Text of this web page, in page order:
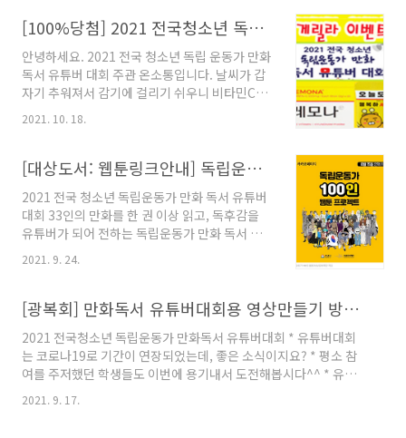
시상식 준비를 위한 안내를 하겠습니다. ..
출 완료된 영상의 수정 및 보완 제출의 기간을 드
리고자 합니다. 다소 미비하거나 아쉬운점이 있
었다면 이번 주말을 잘 활용해주시기 바랍니다.
보완 제출 기간은 11월 4일(목)~11월 7일(일) 9
시까지며, 새로 게시된 영상을 업로드 하시고, 영
상 보완 제출 링크(
이 가능하며, 신규 제출자는 신청서 제출 링크(
http:/..
[100%당첨] 2021 전국청소년 독립운동가 만화 독서 유튜버대회
안녕하세요. 2021 전국 청소년 독립 운동가 만화
독서 유튜버 대회 주관 온소통입니다. 날씨가 갑
자기 추워져서 감기에 걸리기 쉬우니 비타민C가
청소년 만화 독서 유튜버대회에 참여를 망설이고
레모나 특템 찬스를 준비하였답니다. 요즘 대세
카카오프렌즈도 레모나~~ BTS도 레모나~~ , 트
와이스도 레모나 ~~~하고 있는거 아시죠? 우리
도 유튜버 대회 참가 신청하고, 레모나~하면서 요
즘 대세가 되보자고요 참가 신청자 모두에게 레
모나 20포*3박스를 선물로 드립니다. (참가신청
대회 준비가 어려우시다면 (특강자료)도 ..
2021. 10. 18.
[대상도서: 웹툰링크안내] 독립운동가 만화(웹툰) 프로젝트 시즌1_광복회&KBS 공동주최_2021 전국 청소년 독립운동가 만화 독서 유튜버 대회
2021 전국 청소년 독립운동가 만화 독서 유튜버
대회 33인의 만화를 한 권 이상 읽고, 독후감을
유튜버가 되어 전하는 독립운동가 만화 독서 유
튜버 대회! 청소년 여러분의 목소리로 직접 전하
는 감동의 스토리가 독립운동가의 생을 2021년
의 만화는 웹툰으로도 볼 수 있습니다. 웹툰도 보
최)에 문의해 주시기 바랍니다. 감사합니다. 대회
운영국 드림 (02-969-3555,
onsotong21@onsotong.com) 01. 김상옥
(글 김은희, 그림 권가야)
2021. 9. 24.
[광복회] 만화독서 유튜버대회용 영상만들기 방법 안내 게시 및 화상특강 안내
2021 전국청소년 독립운동가 만화독서 유튜버대회 * 유튜버대회
는 코로나19로 기간이 연장되었는데, 좋은 소식이지요? * 평소 참
여를 주저했던 학생들도 이번에 용기내서 도전해봅시다^^ * 유튜
버대회 - 안내(링크용은 아래 링크를 클릭하여 주세요) ○ 신청 접
수 : 참가신청 바로가기 http://naver.me/FiLDCizw 2021년 11
2021. 9. 17.